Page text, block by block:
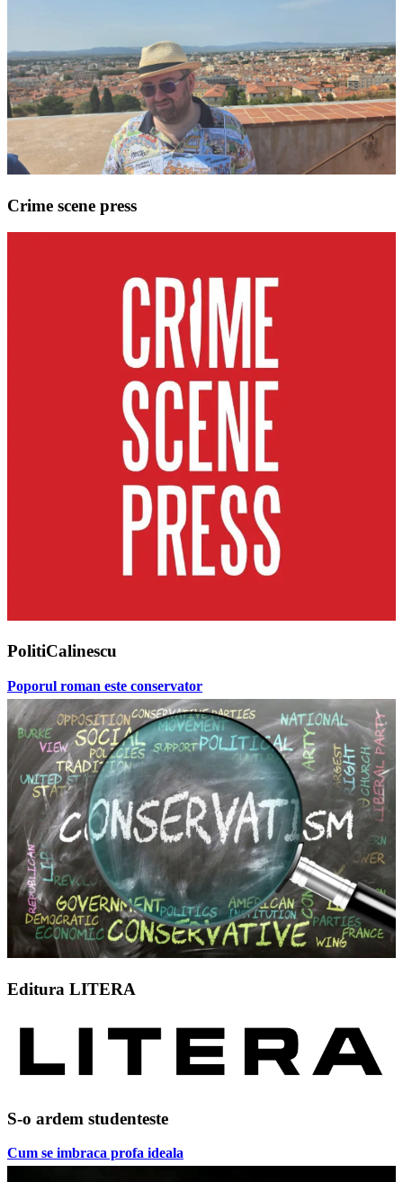
Crime scene press
PolitiCalinescu
Poporul roman este conservator
Editura LITERA
S-o ardem studenteste
Cum se imbraca profa ideala